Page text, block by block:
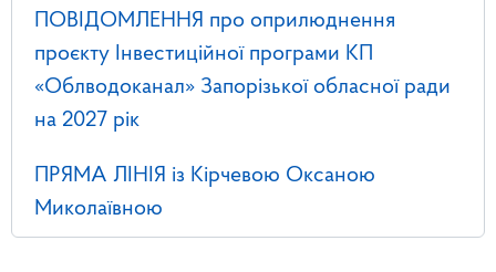
ПОВІДОМЛЕННЯ про оприлюднення
проєкту Інвестиційної програми КП
«Облводоканал» Запорізької обласної ради
на 2027 рік
ПРЯМА ЛІНІЯ із Кірчевою Оксаною
Миколаївною